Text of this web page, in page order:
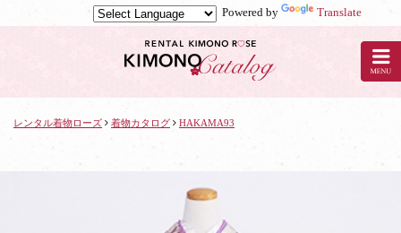
Powered by
Translate
ル
レンタル着物ローズ 着物カタログ HAKAMA93